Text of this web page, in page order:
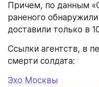
Причем, по данным
раненого
доставили только в
Ссылки агентств, в
смерти солдата:
Эхо Москвы